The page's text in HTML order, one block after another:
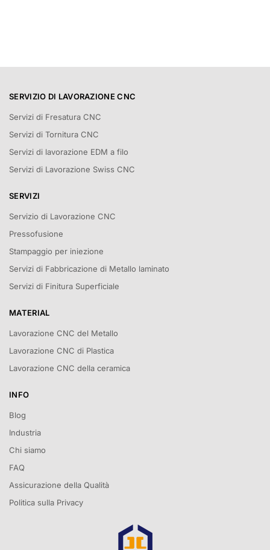
SERVIZIO DI LAVORAZIONE CNC
Servizi di Fresatura CNC
Servizi di Tornitura CNC
Servizi di lavorazione EDM a filo
Servizi di Lavorazione Swiss CNC
SERVIZI
Servizio di Lavorazione CNC
Pressofusione
Stampaggio per iniezione
Servizi di Fabbricazione di Metallo laminato
Servizi di Finitura Superficiale
MATERIAL
Lavorazione CNC del Metallo
Lavorazione CNC di Plastica
Lavorazione CNC della ceramica
INFO
Blog
Industria
Chi siamo
FAQ
Assicurazione della Qualità
Politica sulla Privacy